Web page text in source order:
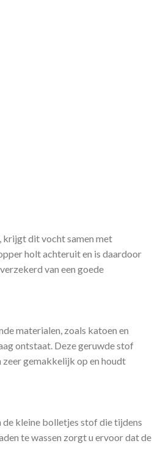
krijgt dit vocht samen met
holt achteruit en is daardoor
van een goede
materialen, zoals katoen en
ontstaat. Deze geruwde stof
gemakkelijk op en houdt
kleine bolletjes stof die tijdens
te wassen zorgt u ervoor dat de